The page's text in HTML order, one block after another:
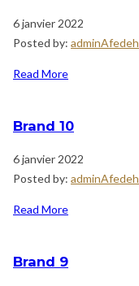
6 janvier 2022
Posted by: adminAfedeh
Read More
Brand 10
6 janvier 2022
Posted by: adminAfedeh
Read More
Brand 9